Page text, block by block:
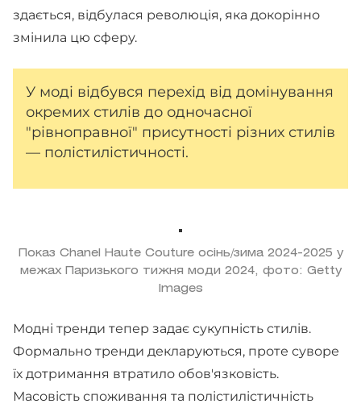
здається, відбулася революція, яка докорінно
змінила цю сферу.
У моді відбувся перехід від домінування
окремих стилів до одночасної
"рівноправної" присутності різних стилів
— полістилістичності.
Показ Chanel Haute Couture осінь/зима 2024-2025 у
межах Паризького тижня моди 2024, фото: Getty
Images
Модні тренди тепер задає сукупність стилів.
Формально тренди декларуються, проте суворе
їх дотримання втратило обов'язковість.
Масовість споживання та полістилістичність